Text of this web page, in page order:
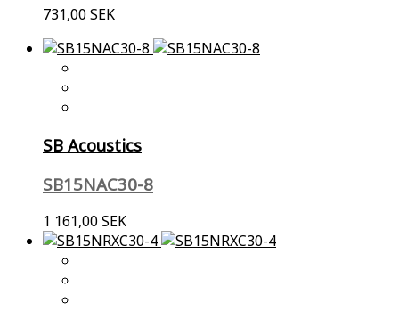
731,00 SEK
SB Acoustics
SB15NAC30-8
1 161,00 SEK